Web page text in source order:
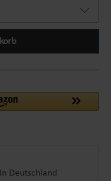
in Deutschland